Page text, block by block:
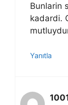
Bunlarin
kadardi.
Yanıtla